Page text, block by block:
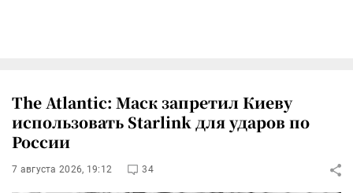
The Atlantic: Маск запретил Киеву
использовать Starlink для ударов по
России
7 августа 2026, 19:12 34